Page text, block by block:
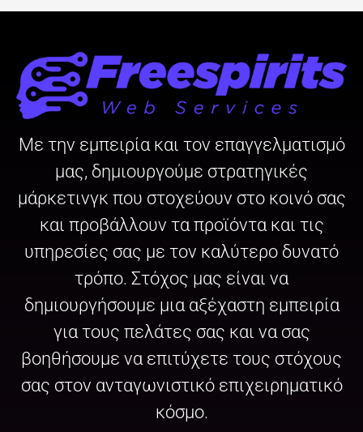
Με την εμπειρία και τον επαγγελματισμό
μας, δημιουργούμε στρατηγικές
μάρκετινγκ που στοχεύουν στο κοινό σας
και προβάλλουν τα προϊόντα και τις
υπηρεσίες σας με τον καλύτερο δυνατό
τρόπο. Στόχος μας είναι να
δημιουργήσουμε μια αξέχαστη εμπειρία
για τους πελάτες σας και να σας
βοηθήσουμε να επιτύχετε τους στόχους
σας στον ανταγωνιστικό επιχειρηματικό
κόσμο.